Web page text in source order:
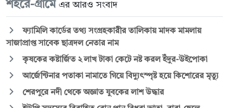
শহরে-গ্রামে এর আরও সংবাদ
ফ্যামিলি কার্ডের তথ্য সংগ্রহকারীর তালিকায় মাদক মামলায়
সাজাপ্রাপ্ত সাবেক ছাত্রদল নেতার নাম
কৃষকের কষ্টার্জিত ২ লাখ টাকা কেটে নষ্ট করল ইঁদুর-উইপোকা
আর্জেন্টিনার পতাকা নামাতে গিয়ে বিদ্যুৎস্পৃষ্ট হয়ে কিশোরের মৃত্যু
শেরপুরে নদী থেকে অজ্ঞাত যুবকের লাশ উদ্ধার